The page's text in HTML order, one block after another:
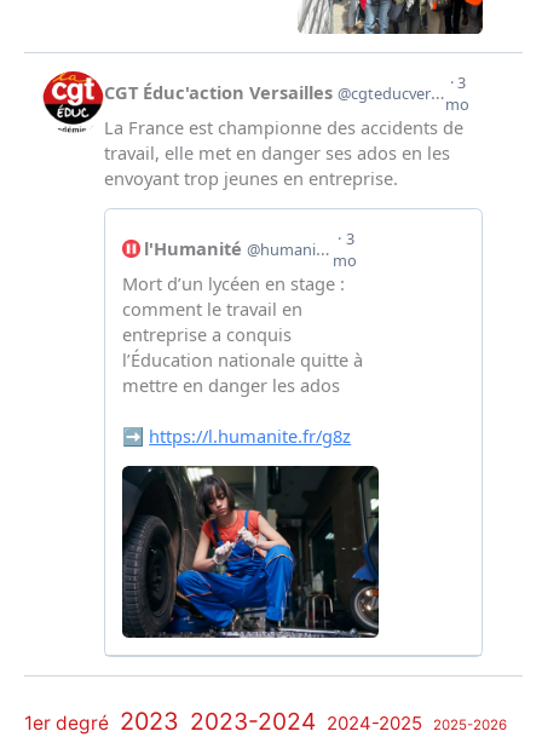
1er degré 2023 2023-2024 2024-2025 2025-2026